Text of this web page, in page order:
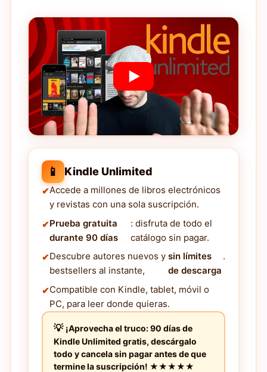
📱 Kindle Unlimited
Accede a millones de libros electrónicos
y revistas con una sola suscripción.
Prueba gratuita
durante 90 días
: disfruta de todo el
catálogo sin pagar.
Descubre autores nuevos y
bestsellers al instante,
sin límites
de descarga
.
Compatible con Kindle, tablet, móvil o
PC, para leer donde quieras.
¡Aprovecha el truco: 90 días de
Kindle Unlimited gratis, descárgalo
todo y cancela sin pagar antes de que
termine la suscripción! ★★★★★